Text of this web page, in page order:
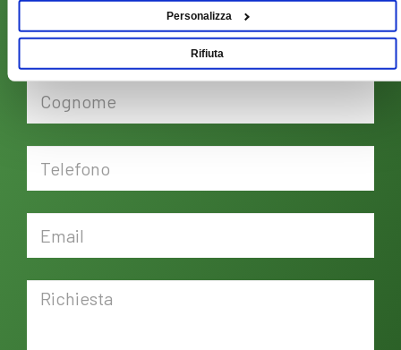
Personalizza
Rifiuta